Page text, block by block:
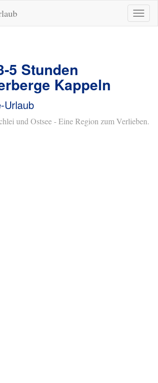
ein-/
5 Stunden
Kappeln
Urlaub
und Ostsee - Eine Region zum Verlieben.